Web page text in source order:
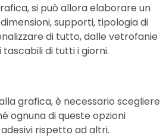
si può allora elaborare un
supporti, tipologia di
di tutto, dalle vetrofanie
di tutti i giorni.
grafica, è necessario scegliere
ognuna di queste opzioni
rispetto ad altri.